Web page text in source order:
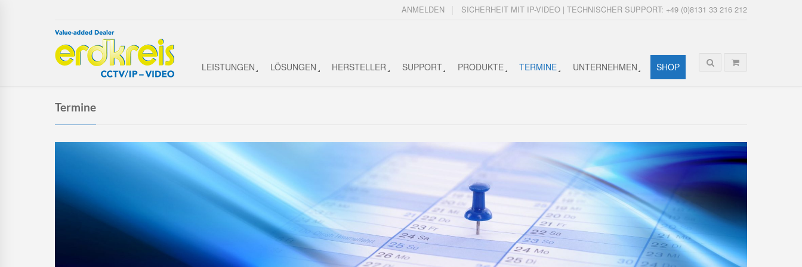
SICHERHEIT MIT IP-VIDEO | TECHNISCHER SUPPORT: +49 (0)8131 33 216 212
ANMELDEN
LEISTUNGEN LÖSUNGEN HERSTELLER SUPPORT PRODUKTE TERMINE UNTERNEHMEN SHOP
Termine